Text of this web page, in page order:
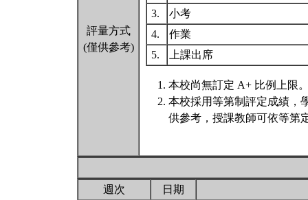
評量方式
(僅供參考)
3.
小考
4.
作業
5.
上課出席
本校尚無訂定 A+ 比例上限
本校採用等第制評定成績，
供參考，授課教師可依等第
週次
日期